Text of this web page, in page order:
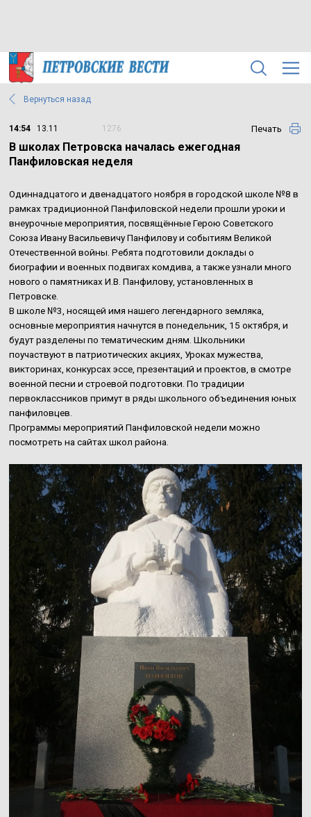
Вернуться назад
14:54 13.11 1276 Печать
В школах Петровска началась ежегодная
Панфиловская неделя
Одиннадцатого и двенадцатого ноября в городской школе №8 в
рамках традиционной Панфиловской недели прошли уроки и
внеурочные мероприятия, посвящённые Герою Советского
Союза Ивану Васильевичу Панфилову и событиям Великой
Отечественной войны. Ребята подготовили доклады о
биографии и военных подвигах комдива, а также узнали много
нового о памятниках И.В. Панфилову, установленных в
Петровске.
В школе №3, носящей имя нашего легендарного земляка,
основные мероприятия начнутся в понедельник, 15 октября, и
будут разделены по тематическим дням. Школьники
поучаствуют в патриотических акциях, Уроках мужества,
викторинах, конкурсах эссе, презентаций и проектов, в смотре
военной песни и строевой подготовки. По традиции
первоклассников примут в ряды школьного объединения юных
панфиловцев.
Программы мероприятий Панфиловской недели можно
посмотреть на сайтах школ района.